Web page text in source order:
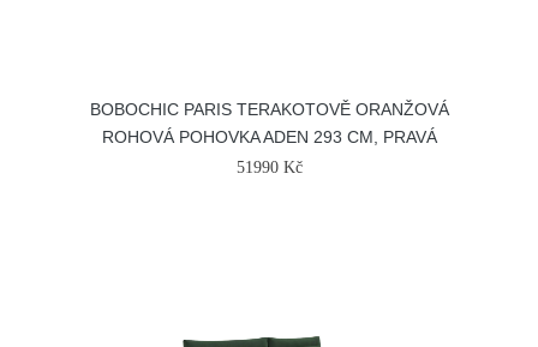
BOBOCHIC PARIS TERAKOTOVĚ ORANŽOVÁ
ROHOVÁ POHOVKA ADEN 293 CM, PRAVÁ
51990 Kč